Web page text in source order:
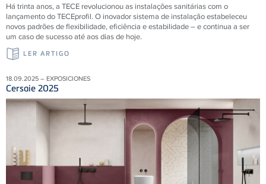
Há trinta anos, a TECE revolucionou as instalações sanitárias com o
lançamento do TECEprofil. O inovador sistema de instalação estabeleceu
novos padrões de flexibilidade, eficiência e estabilidade – e continua a ser
um caso de sucesso até aos dias de hoje.
LER ARTIGO
18.09.2025 – EXPOSICIONES
Cersaie 2025